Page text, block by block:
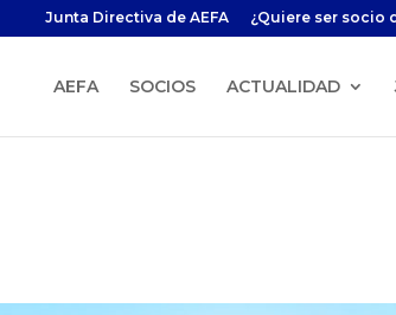
Junta Directiva de AEFA ¿Quiere ser socio
AEFA SOCIOS ACTUALIDAD